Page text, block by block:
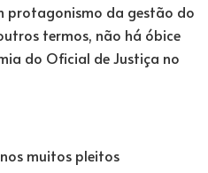
da gestão do
termos, não há óbice
do Oficial de Justiça no
muitos pleitos